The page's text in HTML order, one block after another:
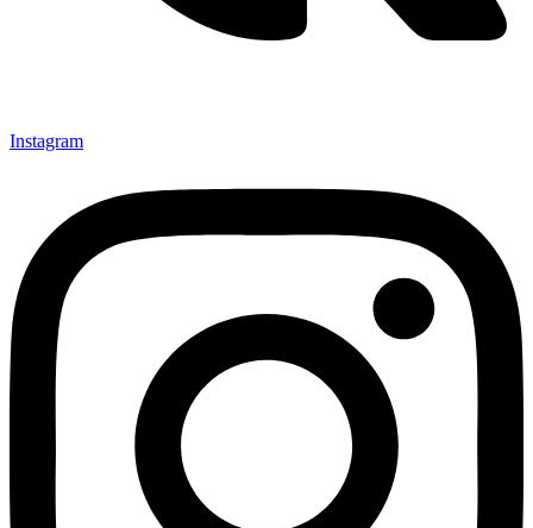
Instagram